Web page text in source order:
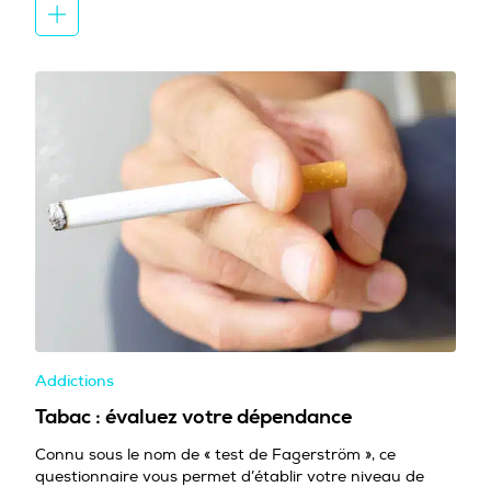
Addictions
Tabac : évaluez votre dépendance
Connu sous le nom de « test de Fagerström », ce
questionnaire vous permet d’établir votre niveau de